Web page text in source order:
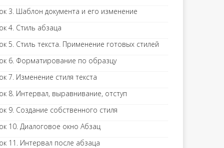
3. Шаблон документа и его изменение
4. Стиль абзаца
5. Стиль текста. Применение готовых стилей
6. Форматирование по образцу
7. Изменение стиля текста
8. Интервал, выравнивание, отступ
9. Создание собственного стиля
10. Диалоговое окно Абзац
11. Интервал после абзаца